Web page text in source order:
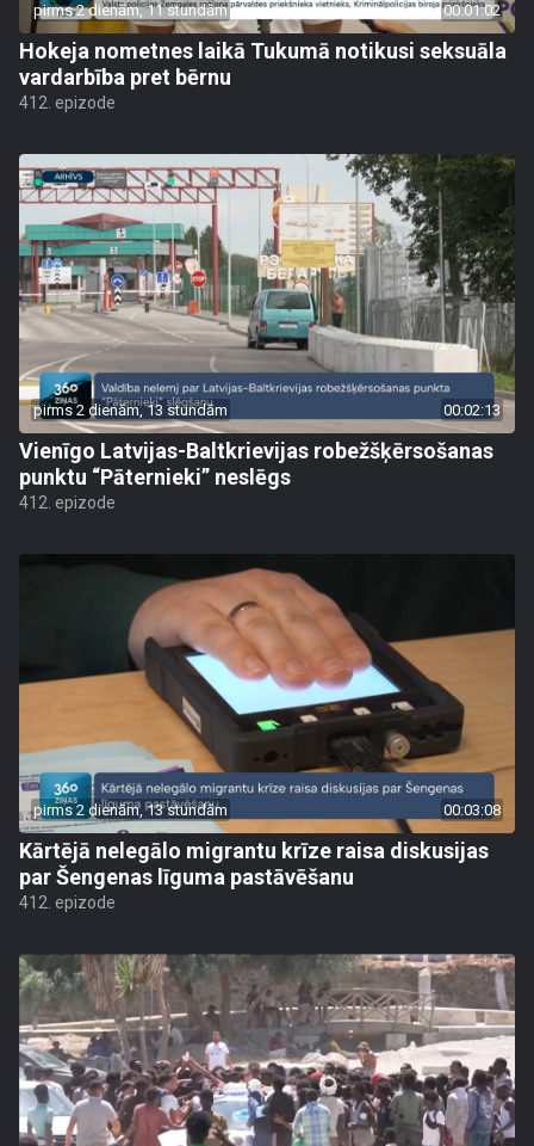
pirms 2 dienām, 11 stundām 00:01:02
Hokeja nometnes laikā Tukumā notikusi seksuāla
vardarbība pret bērnu
412. epizode
pirms 2 dienām, 13 stundām 00:02:13
Vienīgo Latvijas-Baltkrievijas robežšķērsošanas
punktu “Pāternieki” neslēgs
412. epizode
pirms 2 dienām, 13 stundām 00:03:08
Kārtējā nelegālo migrantu krīze raisa diskusijas
par Šengenas līguma pastāvēšanu
412. epizode